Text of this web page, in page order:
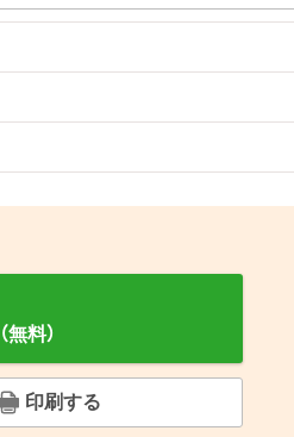
（無料）
印刷する